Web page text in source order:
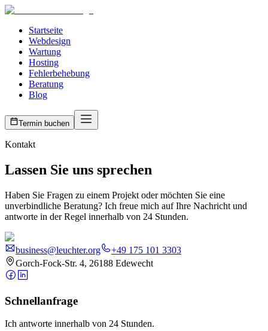
Startseite
Webdesign
Wartung
Hosting
Fehlerbehebung
Beratung
Blog
Termin buchen
Kontakt
Lassen Sie uns sprechen
Haben Sie Fragen zu einem Projekt oder möchten Sie eine
unverbindliche Beratung? Ich freue mich auf Ihre Nachricht und
antworte in der Regel innerhalb von 24 Stunden.
business@leuchter.org
+49 175 101 3303
Gorch-Fock-Str. 4, 26188 Edewecht
Schnellanfrage
Ich antworte innerhalb von 24 Stunden.